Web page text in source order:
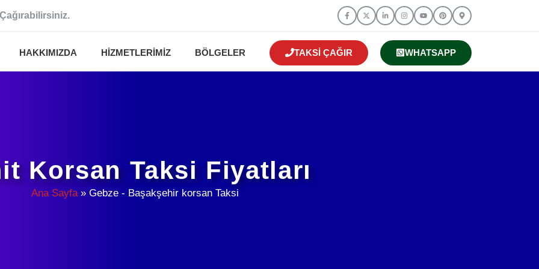
HAKKIMIZDA HIZMETLERIMIZ BÖLGELER TAKSI ÇAĞIR WHATSAPP
Korsan Taksi Fiyatları
Ana Sayfa» Gebze - Başakşehir korsan Taksi